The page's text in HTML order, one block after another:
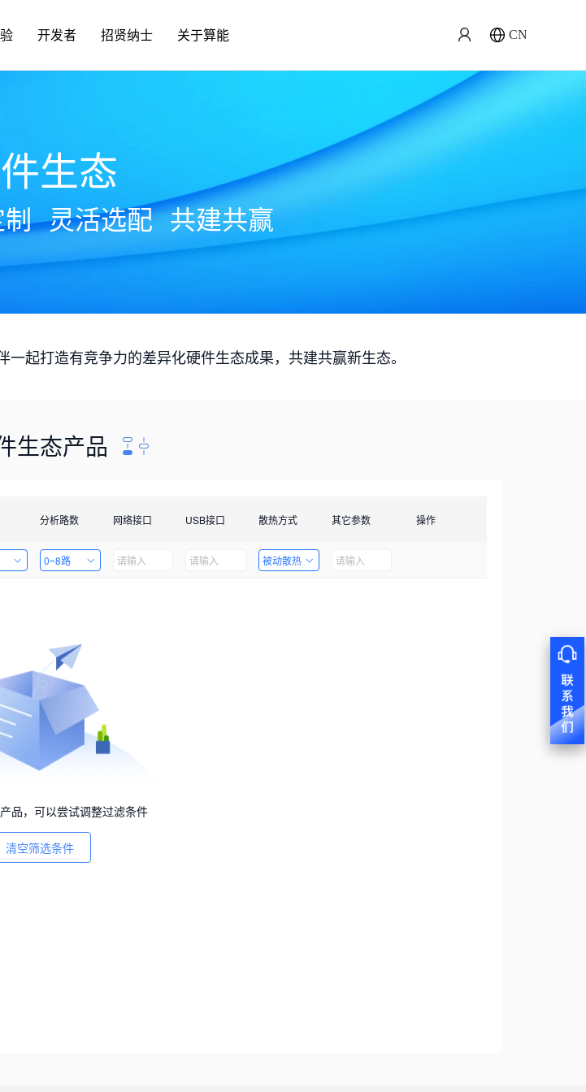
开发者 招贤纳士 关于算能 CN
生态
灵活选配 共建共赢
起打造有竞争力的差异化硬件生态成果，共建共赢新生态。
生态产品
分析路数 网络接口 USB接口 散热方式 其它参数 操作
0~8路 被动散热
品，可以尝试调整过滤条件
清空筛选条件